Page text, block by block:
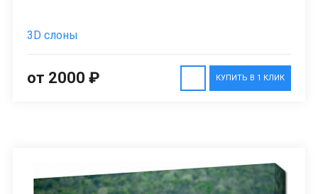
3D слоны
КУПИТЬ В 1 КЛИК
от 2000 ₽